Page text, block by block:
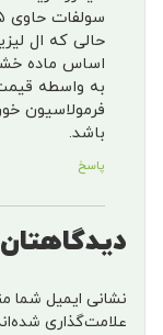
اساس ماده
به واسطه
فرمولاسیون
باشد.
پاسخ
نشانی ایمیل شما
علامت‌گذاری